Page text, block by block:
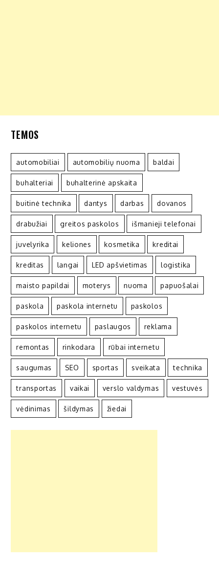
TEMOS
automobiliai automobilių nuoma baldai
buhalteriai buhalterinė apskaita
buitinė technika dantys darbas dovanos
drabužiai greitos paskolos išmanieji telefonai
juvelyrika keliones kosmetika kreditai
kreditas langai LED apšvietimas logistika
maisto papildai moterys nuoma papuošalai
paskola paskola internetu paskolos
paskolos internetu paslaugos reklama
remontas rinkodara rūbai internetu
saugumas SEO sportas sveikata technika
transportas vaikai verslo valdymas vestuvės
vėdinimas šildymas žiedai